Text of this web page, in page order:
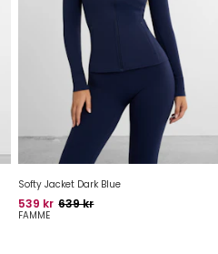
Softy Jacket Dark Blue
Pris
539 kr Oprindelig pris
639 kr
FAMME